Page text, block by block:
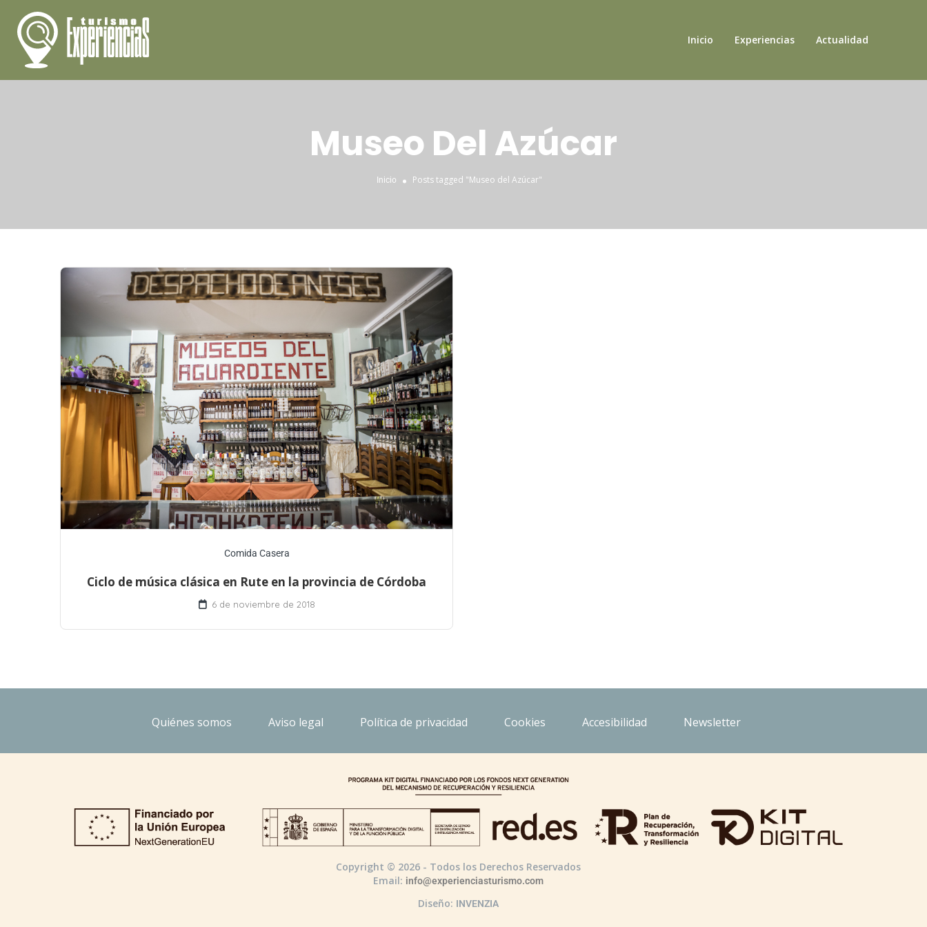
Inicio Experiencias Actualidad
Museo Del Azúcar
Inicio Posts tagged "Museo del Azúcar"
Comida Casera
Ciclo de música clásica en Rute en la provincia de Córdoba
6 de noviembre de 2018
Quiénes somos Aviso legal Política de privacidad Cookies Accesibilidad Newsletter
Copyright © 2026 - Todos los Derechos Reservados
Email: info@experienciasturismo.com
Diseño: INVENZIA